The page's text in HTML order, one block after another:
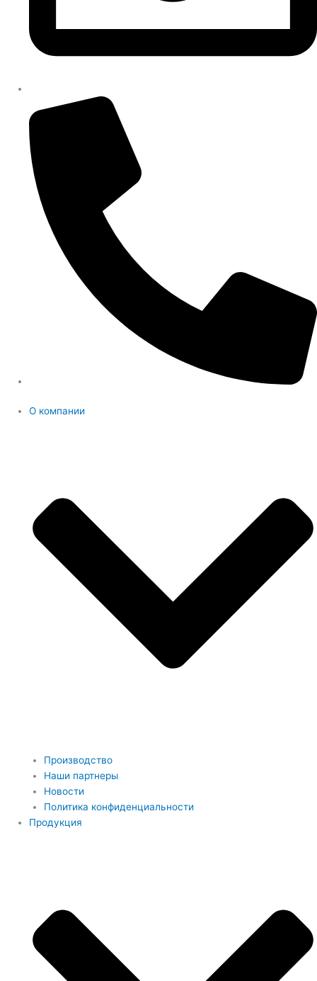
О компании
Производство
Наши партнеры
Новости
Политика конфиденциальности
Продукция